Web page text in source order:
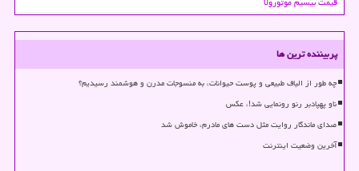
پربیننده ترین ها
چه طور از الیاف طبیعی و پوست حیوانات، به منسوجات مدرن و هوشمند رسیدیم؟
ناو پهپادبر رنو رونمایی شد!، عکس
صدای ماندگار روایت مثل دست های مادرم، خاموش شد
آخرین وضعیت اینترنت